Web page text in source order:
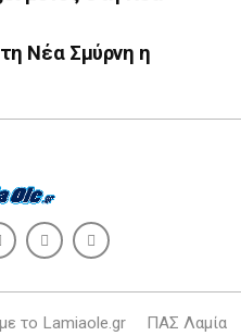
Νέα Σμύρνη η
το Lamiaole.gr ΠΑΣ Λαμία